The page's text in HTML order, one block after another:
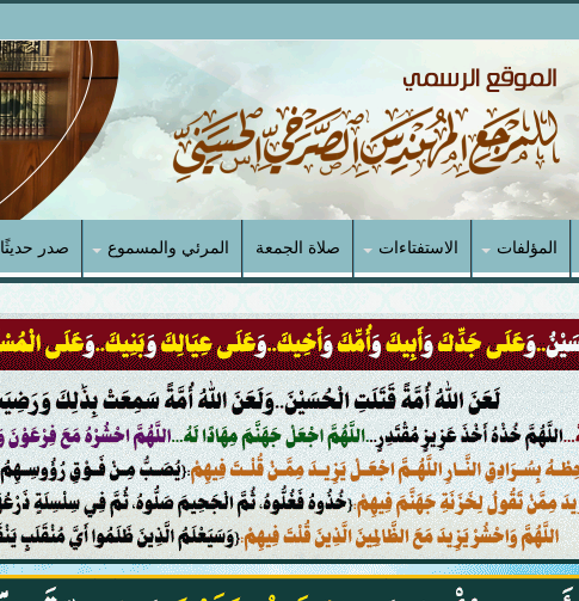
المؤلفات الاستفتاءات صلاة الجمعة المرئي والمسموع صدر حديثًا